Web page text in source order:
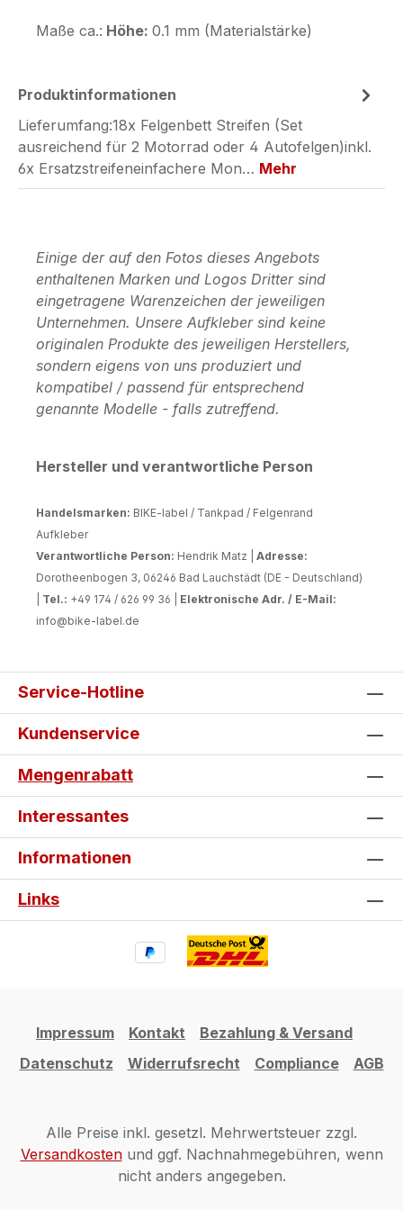
Maße ca.: Höhe: 0.1 mm (Materialstärke)
Produktinformationen
Lieferumfang:18x Felgenbett Streifen (Set
ausreichend für 2 Motorrad oder 4 Autofelgen)inkl.
6x Ersatzstreifeneinfachere Mon… Mehr
Einige der auf den Fotos dieses Angebots
enthaltenen Marken und Logos Dritter sind
eingetragene Warenzeichen der jeweiligen
Unternehmen. Unsere Aufkleber sind keine
originalen Produkte des jeweiligen Herstellers,
sondern eigens von uns produziert und
kompatibel / passend für entsprechend
genannte Modelle - falls zutreffend.
Hersteller und verantwortliche Person
Handelsmarken: BIKE-label / Tankpad / Felgenrand
Aufkleber
Verantwortliche Person: Hendrik Matz | Adresse:
Dorotheenbogen 3, 06246 Bad Lauchstädt (DE - Deutschland)
Tel.: +49 174 / 626 99 36 | Elektronische Adr. / E-Mail:
info@bike-label.de
Service-Hotline
Kundenservice
Mengenrabatt
Interessantes
Informationen
Links
Impressum Kontakt
Bezahlung & Versand
Datenschutz
Widerrufsrecht Compliance AGB
Alle Preise inkl. gesetzl. Mehrwertsteuer zzgl.
Versandkostenund ggf. Nachnahmegebühren, wenn
nicht anders angegeben.